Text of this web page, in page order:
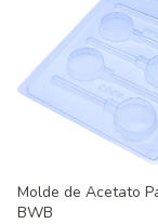
Molde de Acetato
BWB